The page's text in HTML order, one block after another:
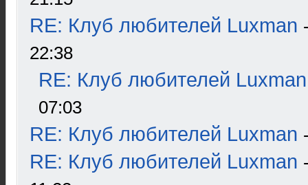
RE: Клуб любителей Luxman
22:38
RE: Клуб любителей Luxman
07:03
RE: Клуб любителей Luxman
RE: Клуб любителей Luxman